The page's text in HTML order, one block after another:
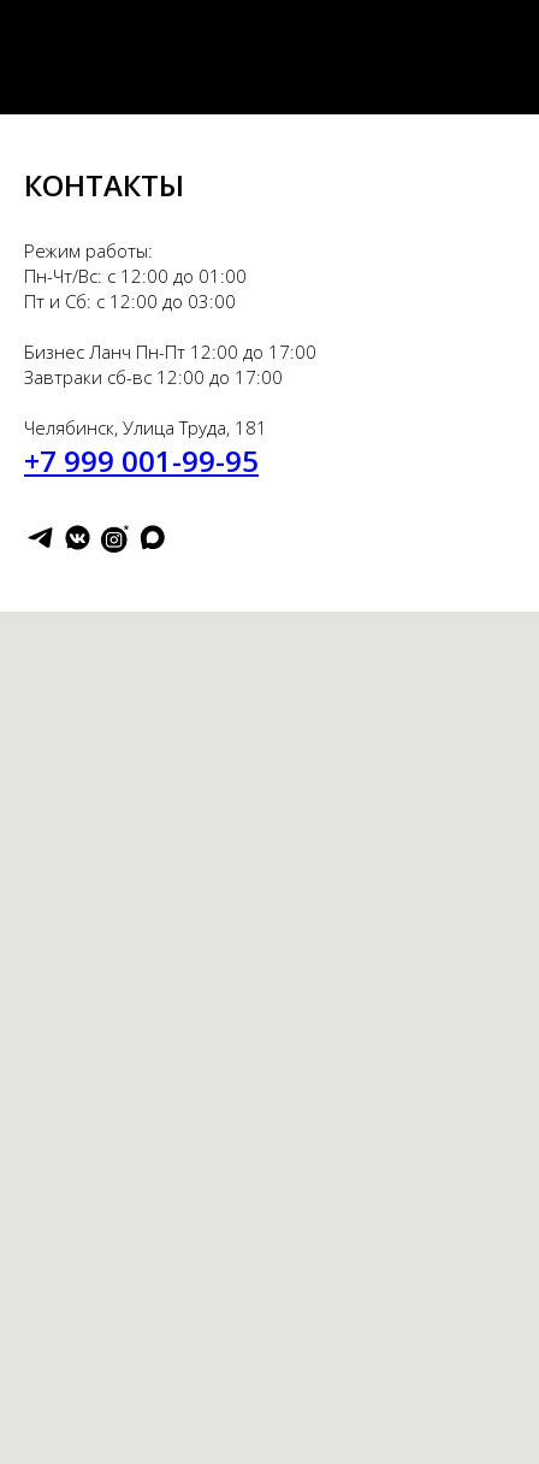
КОНТАКТЫ
Режим работы:
Пн-Чт/Вс: с 12:00 до 01:00
Пт и Сб: с 12:00 до 03:00
Бизнес Ланч Пн-Пт 12:00 до 17:00
Завтраки сб-вс 12:00 до 17:00
Челябинск, Улица Труда, 181
+7 999 001-99-95